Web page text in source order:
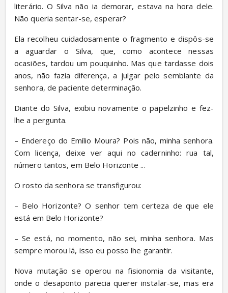
literário. O Silva não ia demorar, estava na hora dele.
Não queria sentar-se, esperar?
Ela recolheu cuidadosamente o fragmento e dispôs-se
a aguardar o Silva, que, como acontece nessas
ocasiões, tardou um pouquinho. Mas que tardasse dois
anos, não fazia diferença, a julgar pelo semblante da
senhora, de paciente determinação.
Diante do Silva, exibiu novamente o papelzinho e fez-
lhe a pergunta.
– Endereço do Emílio Moura? Pois não, minha senhora.
Com licença, deixe ver aqui no caderninho: rua tal,
número tantos, em Belo Horizonte ...
O rosto da senhora se transfigurou:
– Belo Horizonte? O senhor tem certeza de que ele
está em Belo Horizonte?
– Se está, no momento, não sei, minha senhora. Mas
sempre morou lá, isso eu posso lhe garantir.
Nova mutação se operou na fisionomia da visitante,
onde o desaponto parecia querer instalar-se, mas era